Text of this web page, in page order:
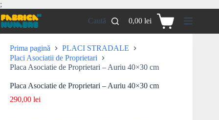
;
Caută
0,00lei
Prima pagină
PLACI STRADALE
Placi Asociatii de Proprietari
Placa Asociatie de Proprietari – Auriu 40×30 cm
Placa Asociatie de Proprietari – Auriu 40×30 cm
290,00 lei